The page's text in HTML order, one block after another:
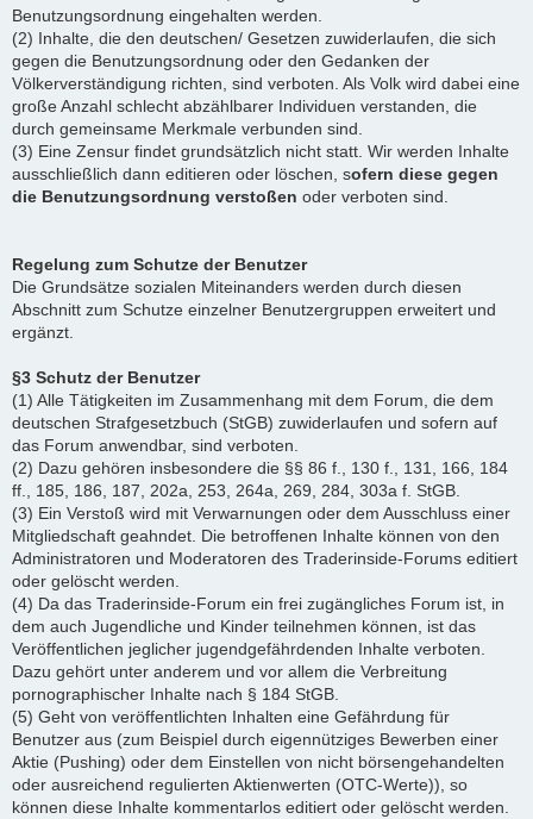
Benutzungsordnung eingehalten werden.
(2) Inhalte, die den deutschen/ Gesetzen zuwiderlaufen, die sich
gegen die Benutzungsordnung oder den Gedanken der
Völkerverständigung richten, sind verboten. Als Volk wird dabei eine
große Anzahl schlecht abzählbarer Individuen verstanden, die
durch gemeinsame Merkmale verbunden sind.
(3) Eine Zensur findet grundsätzlich nicht statt. Wir werden Inhalte
ausschließlich dann editieren oder löschen, sofern diese gegen
die Benutzungsordnung verstoßen oder verboten sind.
Regelung zum Schutze der Benutzer
Die Grundsätze sozialen Miteinanders werden durch diesen
Abschnitt zum Schutze einzelner Benutzergruppen erweitert und
ergänzt.
§3 Schutz der Benutzer
(1) Alle Tätigkeiten im Zusammenhang mit dem Forum, die dem
deutschen Strafgesetzbuch (StGB) zuwiderlaufen und sofern auf
das Forum anwendbar, sind verboten.
(2) Dazu gehören insbesondere die §§ 86 f., 130 f., 131, 166, 184
ff., 185, 186, 187, 202a, 253, 264a, 269, 284, 303a f. StGB.
(3) Ein Verstoß wird mit Verwarnungen oder dem Ausschluss einer
Mitgliedschaft geahndet. Die betroffenen Inhalte können von den
Administratoren und Moderatoren des Traderinside-Forums editiert
oder gelöscht werden.
(4) Da das Traderinside-Forum ein frei zugängliches Forum ist, in
dem auch Jugendliche und Kinder teilnehmen können, ist das
Veröffentlichen jeglicher jugendgefährdenden Inhalte verboten.
Dazu gehört unter anderem und vor allem die Verbreitung
pornographischer Inhalte nach § 184 StGB.
(5) Geht von veröffentlichten Inhalten eine Gefährdung für
Benutzer aus (zum Beispiel durch eigennütziges Bewerben einer
Aktie (Pushing) oder dem Einstellen von nicht börsengehandelten
oder ausreichend regulierten Aktienwerten (OTC-Werte)), so
können diese Inhalte kommentarlos editiert oder gelöscht werden.